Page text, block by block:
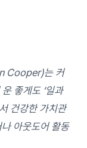
Cooper)는 커
좋게도 ‘일과
건강한 가치관
아웃도어 활동